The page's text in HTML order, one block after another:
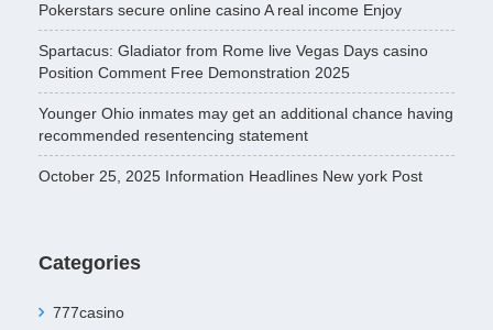
Pokerstars secure online casino A real income Enjoy
Spartacus: Gladiator from Rome live Vegas Days casino
Position Comment Free Demonstration 2025
Younger Ohio inmates may get an additional chance having
recommended resentencing statement
October 25, 2025 Information Headlines New york Post
Categories
777casino